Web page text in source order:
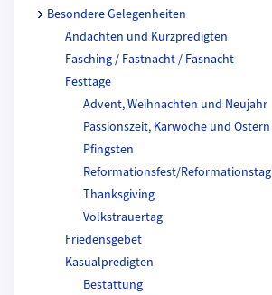
Besondere Gelegenheiten
Andachten und Kurzpredigten
Fasching / Fastnacht / Fasnacht
Festtage
Advent, Weihnachten und Neujahr
Passionszeit, Karwoche und Ostern
Pfingsten
Reformationsfest/Reformationstag
Thanksgiving
Volkstrauertag
Friedensgebet
Kasualpredigten
Bestattung